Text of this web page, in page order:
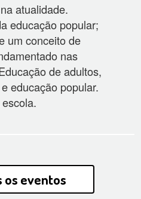
atualidade.
educação popular;
um conceito de
nas
de adultos,
educação popular.
os eventos